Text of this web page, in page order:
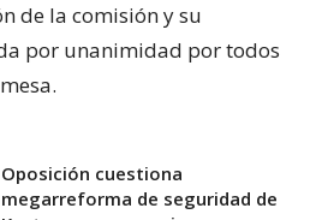
de la comisión y su
por unanimidad por todos
Oposición cuestiona
megarreforma de seguridad de